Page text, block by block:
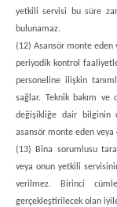
yetkili servisi bu süre
bulunamaz.
(12) Asansör monte eden
periyodik kontrol
personeline ilişkin
sağlar. Teknik bakım ve
değişikliğe dair bilginin
asansör monte eden veya
(13) Bina sorumlusu
veya onun yetkili
verilmez. Birinci
gerçekleştirilecek olan